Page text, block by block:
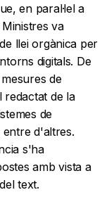
en paral·lel a
va
llei orgànica per
digitals. De
de
redactat de la
de
d'altres.
s'ha
amb vista a
text.